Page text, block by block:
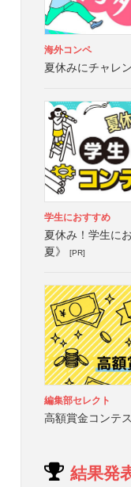
海外コンペ
夏休みにチャレ
学生におすすめ
夏休み！学生に
夏》
[PR]
編集部セレクト
高額賞金コンテ
結果発